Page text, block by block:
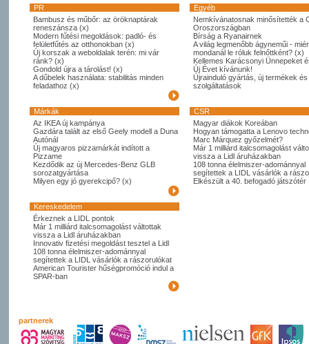
PR
Egyéb
Bambusz és műbőr: az öröknaptárak
reneszánsza (x)
Modern fűtési megoldások: padló- és
felületfűtés az otthonokban (x)
Új korszak a weboldalak terén: mi vár
ránk? (x)
Gondold újra a tárolást! (x)
A dűbelek használata: stabilitás minden
feladathoz (x)
Nemkívánatosnak minősítették a
Oroszországban
Bírság a Ryanairnek
A világ legmenőbb ágyneműi -
mondanál le róluk felnőttként? (x)
Kellemes Karácsonyi Ünnepeket
Új Évet kívánunk!
Újrainduló gyártás, új termékek és
szolgáltatások
Márkák
CSR
Az IKEA új kampánya
Gazdára talált az első Geely modell a Duna
Autónál
Új magyaros pizzamárkát indított a
Pizzame
Kezdődik az új Mercedes-Benz GLB
sorozatgyártása
Milyen egy jó gyerekcipő? (x)
Magyar diákok Koreában
Hogyan támogatta a Lenovo
Marc Márquez győzelmét?
Már 1 milliárd italcsomagolást
vissza a Lidl áruházakban
108 tonna élelmiszer-adománnyal
segítettek a LIDL vásárlók a
Elkészült a 40. befogadó játszótér
Kereskedelem
Érkeznek a LIDL pontok
Már 1 milliárd italcsomagolást váltottak
vissza a Lidl áruházakban
Innovativ fizetési megoldást tesztel a Lidl
108 tonna élelmiszer-adománnyal
segítettek a LIDL vásárlók a rászorulókat
American Tourister hűségpromóció indul a
SPAR-ban
partnerek